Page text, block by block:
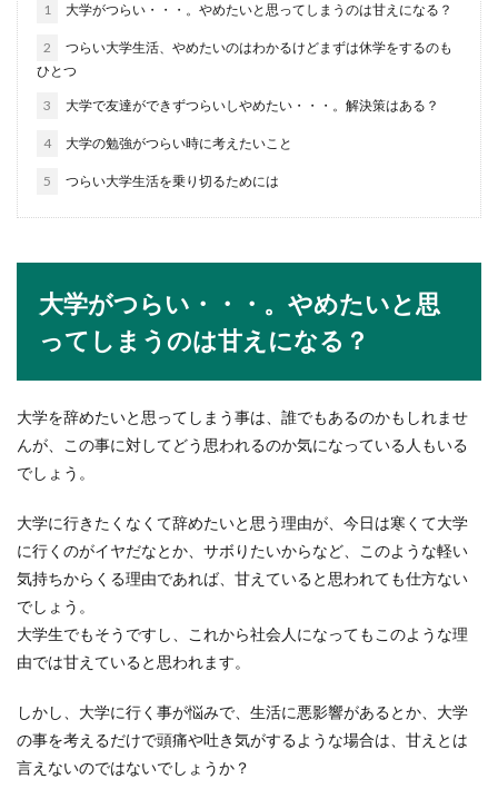
が、主婦の多くは昼間の時間帯を選んでバイトを
陸上200mの効果的な練習方法！これで
ます。コーナーがあるため、コーナーリングの練
職場の怖い上司や先輩に萎縮してしま
う時の対処法や改善方法
職場に居る声が大きくて常に怒鳴っている上司。
は？鑑識員になる方法
事件や事故現場で腰を屈めながら指紋を採取して
察官...
1 大学がつらい・・・。やめたいと思ってしまうのは甘えになる？
2
つらい大学生活、やめたいのはわかるけどまずは休学をするのも
ひとつ
3 大学で友達ができずつらいしやめたい・・・。解決策はある？
4 大学の勉強がつらい時に考えたいこと
5 つらい大学生活を乗り切るためには
大学がつらい・・・。やめたいと思
ってしまうのは甘えになる？
大学を辞めたいと思ってしまう事は、誰でもあるのかもしれませ
んが、この事に対してどう思われるのか気になっている人もいる
でしょう。
大学に行きたくなくて辞めたいと思う理由が、今日は寒くて大学
に行くのがイヤだなとか、サボりたいからなど、このような軽い
気持ちからくる理由であれば、甘えていると思われても仕方ない
でしょう。
大学生でもそうですし、これから社会人になってもこのような理
由では甘えていると思われます。
しかし、大学に行く事が悩みで、生活に悪影響があるとか、大学
の事を考えるだけで頭痛や吐き気がするような場合は、甘えとは
言えないのではないでしょうか？